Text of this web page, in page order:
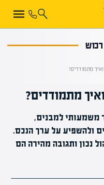
מתמודדים?
מתמודדים?
משמעותי למבנים,
ולהשפיע על ערך הנכס.
נכון ותגובה מהירה הם